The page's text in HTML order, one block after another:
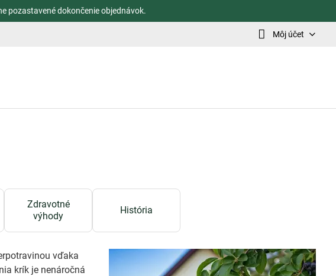
pozastavené dokončenie objednávok.
Môj účet
Zdravotné
výhody
História
vďaka
krík je nenáročná